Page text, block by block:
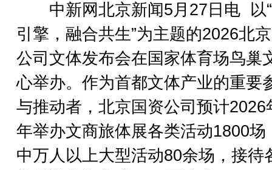
中新网北京新闻5月27日电 以
引擎，融合共生”为主题的2026北
公司文体发布会在国家体育场鸟巢
心举办。作为首都文体产业的重要
与推动者，北京国资公司预计2026
年举办文商旅体展各类活动1800场
中万人以上大型活动80余场，接待